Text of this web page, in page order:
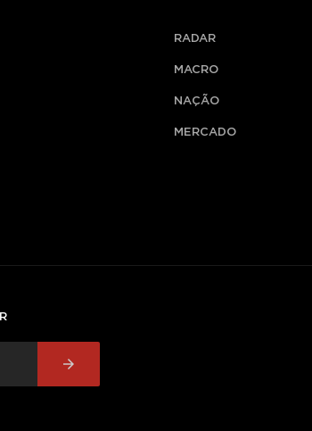
RADAR
MACRO
NAÇÃO
MERCADO